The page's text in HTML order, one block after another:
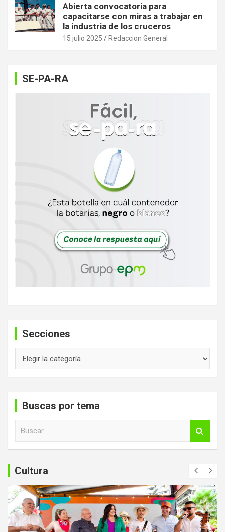
Abierta convocatoria para
capacitarse con miras a trabajar en
la industria de los cruceros
15 julio 2025 Redaccion General
SE-PA-RA
Secciones
Buscas por tema
a
r
Cultura